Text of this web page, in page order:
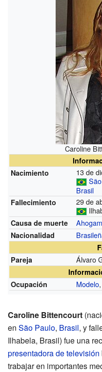
Caroline
Nacimiento
13 de
Brasil
Fallecimiento
29 de
Causa de muerte
Nacionalidad
Pareja
Álvaro
Ocupación
Modelo
Caroline Bittencourt
en São Paulo, Brasil, y
Ilhabela, Brasil) fue una
presentadora de televisión
trabajar en importantes